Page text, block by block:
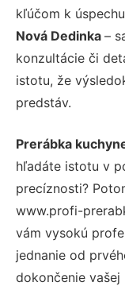
kľúčom k
Nová Dedinka –
konzultácie či
istotu, že
predstáv.
Prerábka
hľadáte istotu v
precíznosti?
www.profi-
vám vysokú
jednanie od
dokončenie vašej